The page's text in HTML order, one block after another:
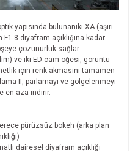
yapısında bulunaniki XA (aşırı
diyafram açıklığına kadar
çözünürlük sağlar.
ve iki ED cam öğesi, görüntü
için renk akmasını tamamen
II, parlamayı ve gölgelenmeyi
en aza indirir.
pürüzsüz bokeh (arka plan
dairesel diyafram açıklığı